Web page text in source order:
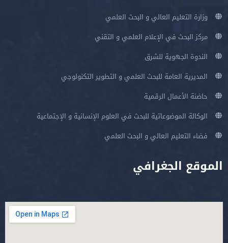
وزارة التعليم العالي و البحث العلمي
مركز البحث في الإعلام العلمي و التقني
الندوة الجهوية للشرق
المديرية العامة للبحث العلمي و التطوير التكنولوجي
حاضنة الأعمال الرقمية
الوكالة الموضوعاتية للبحث في العلوم الإنسانية و الإجتماعية
فضاء التعليم العالي و البحث العلمي
الموقع الجغرافي